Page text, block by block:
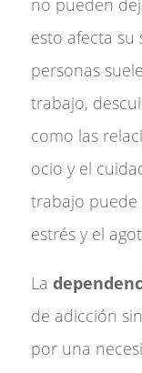
no pueden
esto afecta su
personas
trabajo,
como las
ocio y el
trabajo puede
estrés y el
La
de adicción
por una